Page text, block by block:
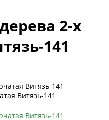
2-х
141
Витязь-141